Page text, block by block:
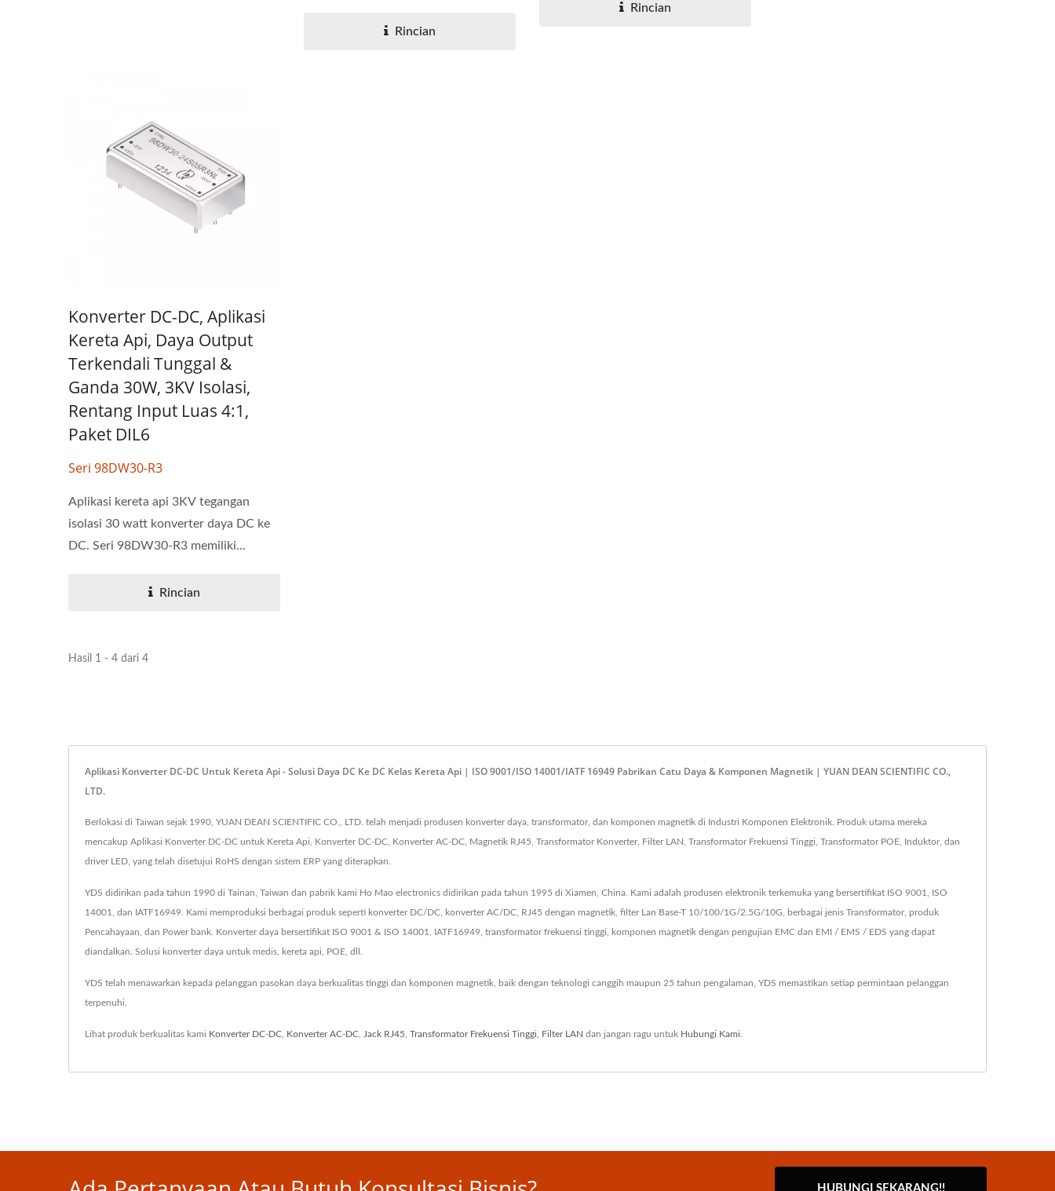
Rincian
Rincian
Konverter DC-DC, Aplikasi
Kereta Api, Daya Output
Terkendali Tunggal &
Ganda 30W, 3KV Isolasi,
Rentang Input Luas 4:1,
Paket DIL6
Seri 98DW30-R3
Aplikasi kereta api 3KV tegangan
isolasi 30 watt konverter daya DC ke
DC. Seri 98DW30-R3 memiliki...
Rincian
Hasil 1 - 4 dari 4
Aplikasi Konverter DC-DC Untuk Kereta Api - Solusi Daya DC Ke DC Kelas Kereta Api | ISO 9001/ISO 14001/IATF 16949 Pabrikan Catu Daya & Komponen Magnetik | YUAN DEAN SCIENTIFIC CO.,
LTD.
Berlokasi di Taiwan sejak 1990, YUAN DEAN SCIENTIFIC CO., LTD. telah menjadi produsen konverter daya, transformator, dan komponen magnetik di Industri Komponen Elektronik. Produk utama mereka
mencakup Aplikasi Konverter DC-DC untuk Kereta Api, Konverter DC-DC, Konverter AC-DC, Magnetik RJ45, Transformator Konverter, Filter LAN, Transformator Frekuensi Tinggi, Transformator POE, Induktor, dan
driver LED, yang telah disetujui RoHS dengan sistem ERP yang diterapkan.
YDS didirikan pada tahun 1990 di Tainan, Taiwan dan pabrik kami Ho Mao electronics didirikan pada tahun 1995 di Xiamen, China. Kami adalah produsen elektronik terkemuka yang bersertifikat ISO 9001, ISO
14001, dan IATF16949. Kami memproduksi berbagai produk seperti konverter DC/DC, konverter AC/DC, RJ45 dengan magnetik, filter Lan Base-T 10/100/1G/2.5G/10G, berbagai jenis Transformator, produk
Pencahayaan, dan Power bank. Konverter daya bersertifikat ISO 9001 & ISO 14001, IATF16949, transformator frekuensi tinggi, komponen magnetik dengan pengujian EMC dan EMI / EMS / EDS yang dapat
diandalkan. Solusi konverter daya untuk medis, kereta api, POE, dll.
YDS telah menawarkan kepada pelanggan pasokan daya berkualitas tinggi dan komponen magnetik, baik dengan teknologi canggih maupun 25 tahun pengalaman, YDS memastikan setiap permintaan pelanggan
terpenuhi.
Lihat produk berkualitas kami Konverter DC-DC Konverter AC-DC Jack RJ45 Transformator Frekuensi Tinggi Filter LAN dan jangan ragu untuk Hubungi Kami
HUBUNGI SEKARANG!!